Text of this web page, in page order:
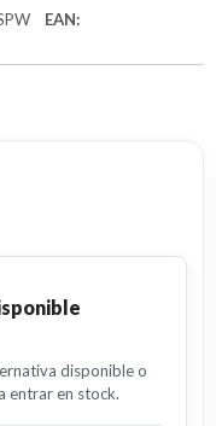
EAN:
disponible o
entrar en stock.